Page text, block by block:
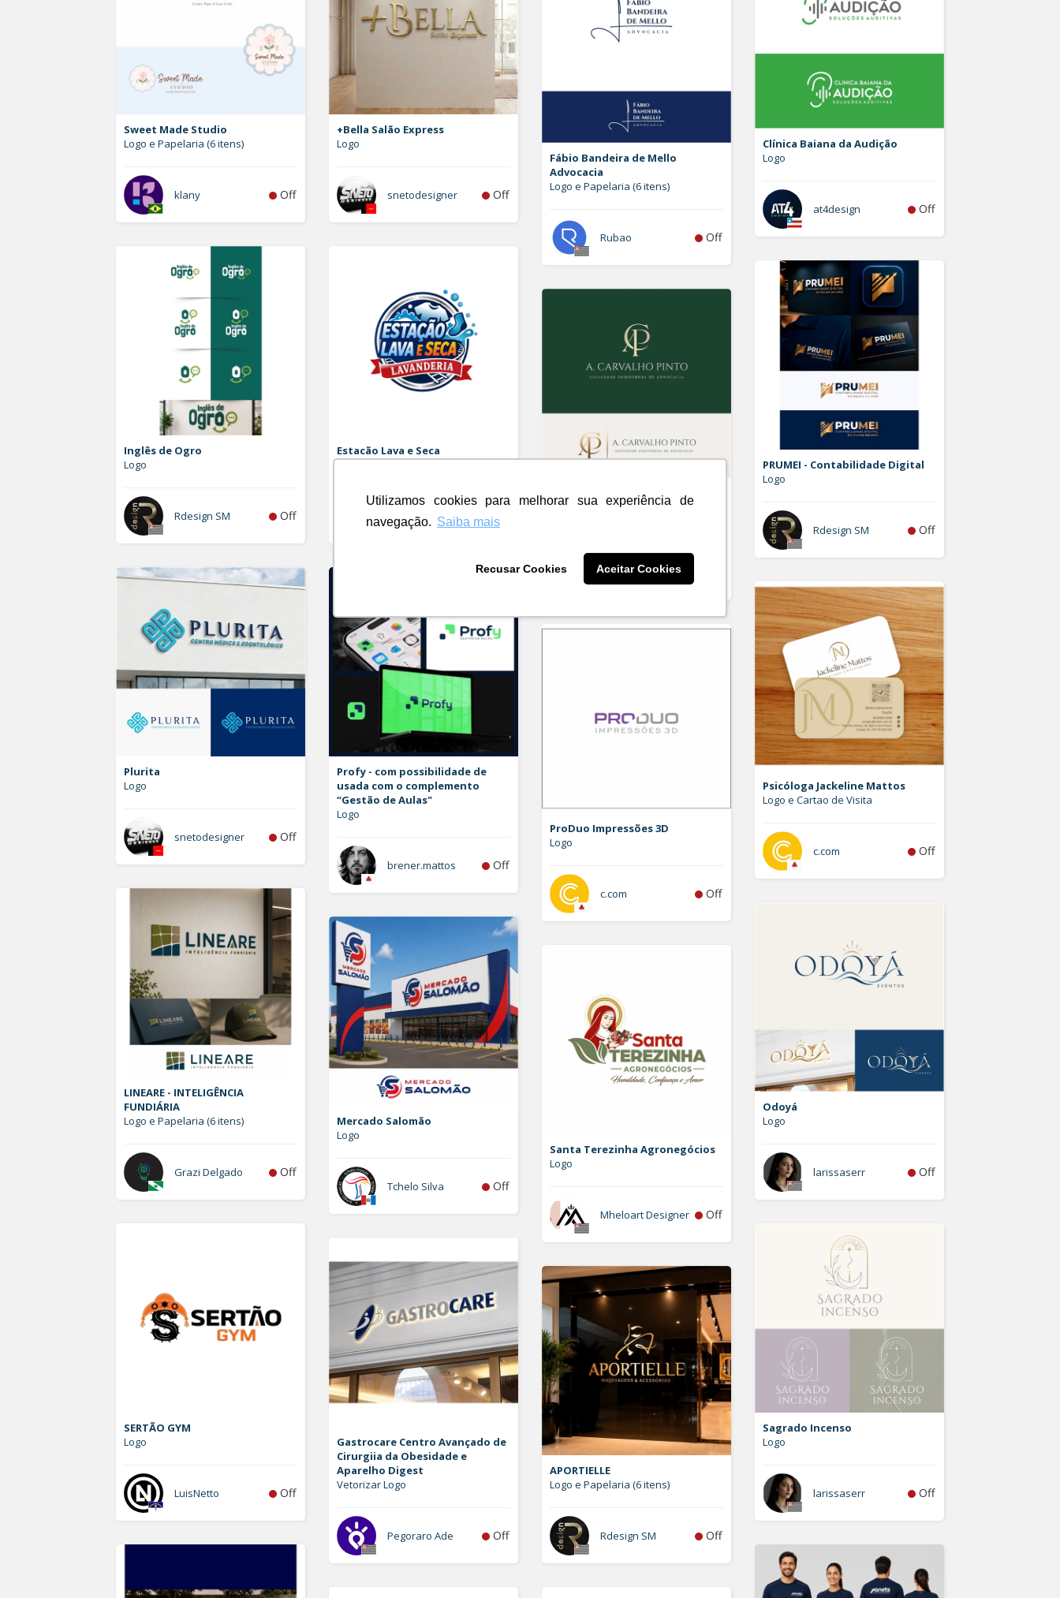
Utilizamos cookies para melhorar sua experiência de
navegação. Saiba mais
Recusar Cookies Aceitar Cookies
Sweet Made Studio
Logo e Papelaria (6 itens)
klany Off
+Bella Salão Express
Logo
snetodesigner Off
Clínica Baiana da Audição
Logo
at4design Off
Fábio Bandeira de Mello
Advocacia
Logo e Papelaria (6 itens)
Rubao Off
Inglês de Ogro
Logo
Rdesign SM Off
Estacão Lava e Seca
Vetorizar Logo
Rdesign SM Off
PRUMEI - Contabilidade Digital
Logo
Rdesign SM Off
A. Carvalho Pinto Sociedade
Individual de Advocacia
larissaserr
Plurita
Logo
snetodesigner Off
Profy - com possibilidade de
usada com o complemento
“Gestão de Aulas"
Logo
brener.mattos Off
Psicóloga Jackeline Mattos
Logo e Cartao de Visita
c.com Off
ProDuo Impressões 3D
Logo
c.com Off
LINEARE - INTELIGÊNCIA
FUNDIÁRIA
Logo e Papelaria (6 itens)
Grazi Delgado Off
Odoyá
Logo
larissaserr Off
Mercado Salomão
Logo
Tchelo Silva Off
Santa Terezinha Agronegócios
Logo
Mheloart Designer Off
SERTÃO GYM
Logo
LuisNetto Off
Sagrado Incenso
Logo
larissaserr Off
Gastrocare Centro Avançado de
Cirurgiia da Obesidade e
Aparelho Digest
Vetorizar Logo
Pegoraro Ade Off
APORTIELLE
Logo e Papelaria (6 itens)
Rdesign SM Off